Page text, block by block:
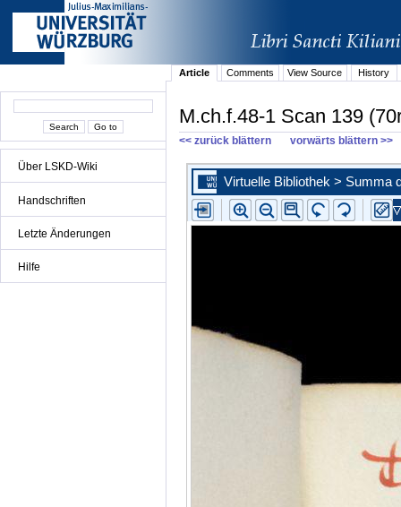
Über LSKD-Wiki
Handschriften
Letzte Änderungen
Hilfe
Article Comments View Source History
M.ch.f.48-1 Scan 139
<< zurück blättern vorwärts blättern >>